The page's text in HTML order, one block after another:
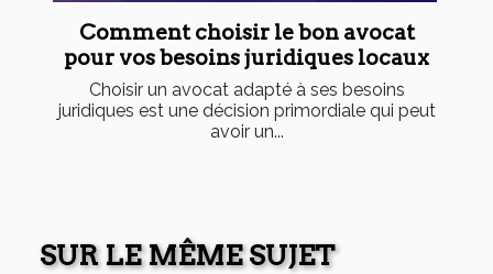
Comment choisir le bon avocat
pour vos besoins juridiques locaux
Choisir un avocat adapté à ses besoins
juridiques est une décision primordiale qui peut
avoir un...
SUR LE MÊME SUJET